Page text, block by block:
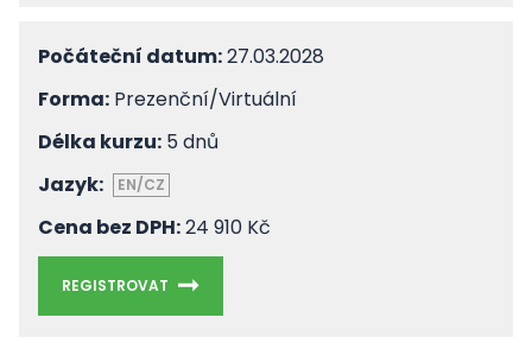
Počáteční datum:27.03.2028
Forma: Prezenční/Virtuální
Délka kurzu: 5 dnů
Jazyk:
EN/CZ
Cena bez DPH:24 910 Kč
REGISTROVAT